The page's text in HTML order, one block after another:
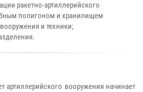
ракетно-артиллерийского
полигоном и хранилищем
и техники;
артиллерийского вооружения начинает